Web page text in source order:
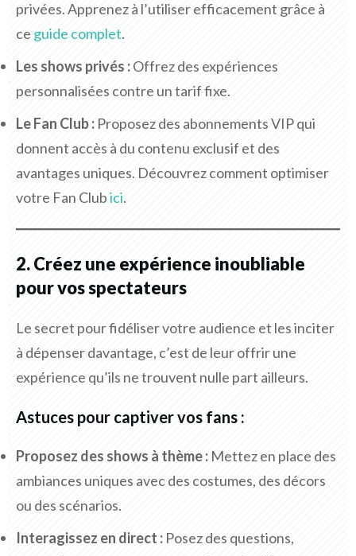
privées. Apprenez à l’utiliser efficacement grâce à
ce guide complet.
Les shows privés :Offrez des expériences
personnalisées contre un tarif fixe.
Le Fan Club : Proposez des abonnements VIP qui
donnent accès à du contenu exclusif et des
avantages uniques. Découvrez comment optimiser
votre Fan Clubici.
2. Créez une expérience inoubliable
pour vos spectateurs
Le secret pour fidéliser votre audience et les inciter
à dépenser davantage, c’est de leur offrir une
expérience qu’ils ne trouvent nulle part ailleurs.
Astuces pour captiver vos fans :
Proposez des shows à thème : Mettez en place des
ambiances uniques avec des costumes, des décors
ou des scénarios.
Interagissez en direct : Posez des questions,